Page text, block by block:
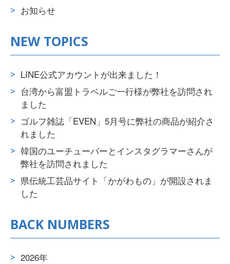
お知らせ
NEW TOPICS
LINE公式アカウントが出来ました！
台湾から富盟トラベルご一行様が弊社を訪問され
ました
ゴルフ雑誌「EVEN」5月号に弊社の商品が紹介さ
れました
韓国のユーチューバーとインスタグラマーさんが
弊社を訪問されました
県伝統工芸品サイト「かがわもの」が開設されま
した
BACK NUMBERS
2026年